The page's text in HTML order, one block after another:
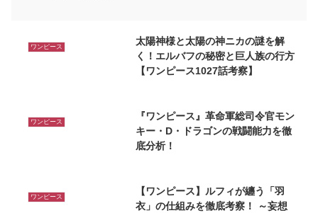
ワンピース
太陽神様と太陽の神ニカの謎を解
く！エルバフの秘密と巨人族の行方
【ワンピース1027話考察】
ワンピース
『ワンピース』革命軍総司令官モン
キー・D・ドラゴンの戦闘能力を徹
底分析！
ワンピース
【ワンピース】ルフィが纏う「羽
衣」の仕組みを徹底考察！ ～妄想